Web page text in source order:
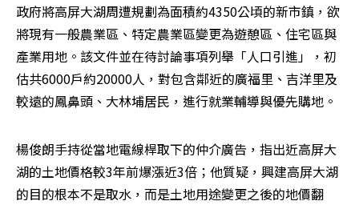
政府將高屏大湖周遭規劃為面積約4350公頃的新市鎮，欲
將現有一般農業區、特定農業區變更為遊憩區、住宅區與
產業用地。該文件並在待討論事項列舉「人口引進」，初
估共6000戶約20000人，對包含鄰近的廣福里、吉洋里及
較遠的鳳鼻頭、大林埔居民，進行就業輔導與優先購地。
楊俊朗手持從當地電線桿取下的仲介廣告，指出近高屏大
湖的土地價格較3年前爆漲近3倍；他質疑，興建高屏大湖
的目的根本不是取水，而是土地用途變更之後的地價翻